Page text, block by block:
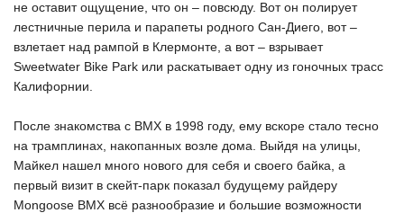
не оставит ощущение, что он – повсюду. Вот он полирует
лестничные перила и парапеты родного Сан-Диего, вот –
взлетает над рампой в Клермонте, а вот – взрывает
Sweetwater Bike Park или раскатывает одну из гоночных трасс
Калифорнии.
После знакомства с BMX в 1998 году, ему вскоре стало тесно
на трамплинах, накопанных возле дома. Выйдя на улицы,
Майкел нашел много нового для себя и своего байка, а
первый визит в скейт-парк показал будущему райдеру
Mongoose BMX всё разнообразие и большие возможности